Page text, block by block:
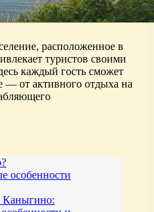
расположенное в
туристов своими
каждый гость сможет
— от активного отдыха на
особенности
Каныгино: